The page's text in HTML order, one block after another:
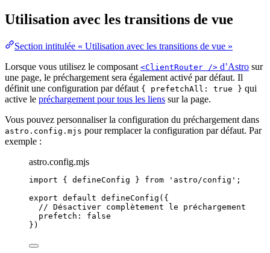
Utilisation avec les transitions de vue
Section intitulée « Utilisation avec les transitions de vue »
Lorsque vous utilisez le composant <ClientRouter /> d’Astro sur
une page, le préchargement sera également activé par défaut. Il
définit une configuration par défaut { prefetchAll: true } qui
active le préchargement pour tous les liens sur la page.
Vous pouvez personnaliser la configuration du préchargement dans
astro.config.mjs pour remplacer la configuration par défaut. Par
exemple :
astro.config.mjs
import { defineConfig } from ' astro/config ' ;
export default defineConfig ({
// Désactiver complètement le préchargement
prefetch: false
})